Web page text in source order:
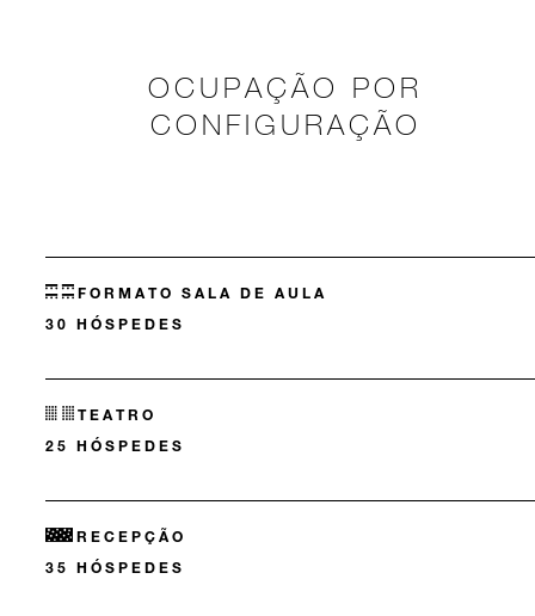
OCUPAÇÃO POR
CONFIGURAÇÃO
FORMATO SALA DE AULA
30 HÓSPEDES
TEATRO
25 HÓSPEDES
RECEPÇÃO
35 HÓSPEDES